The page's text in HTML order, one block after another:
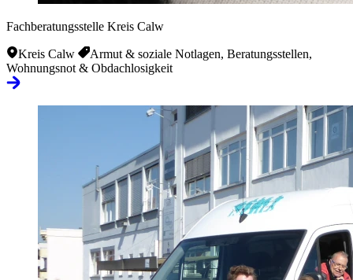
Fachberatungsstelle Kreis Calw
Kreis Calw
Armut & soziale Notlagen, Beratungsstellen,
Wohnungsnot & Obdachlosigkeit